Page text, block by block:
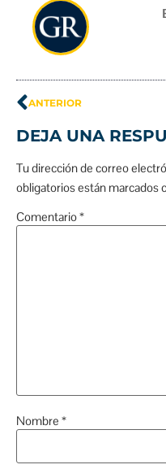
ANTERIOR
DEJA UNA
Tu dirección de correo
obligatorios están marcados
Comentario*
Nombre *